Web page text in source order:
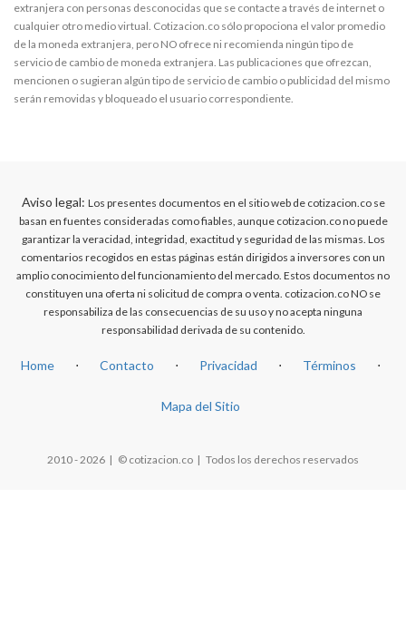
extranjera con personas desconocidas que se contacte a través de internet o
cualquier otro medio virtual. Cotizacion.co sólo propociona el valor promedio
de la moneda extranjera, pero NO ofrece ni recomienda ningún tipo de
servicio de cambio de moneda extranjera. Las publicaciones que ofrezcan,
mencionen o sugieran algún tipo de servicio de cambio o publicidad del mismo
serán removidas y bloqueado el usuario correspondiente.
Aviso legal: Los presentes documentos en el sitio web de cotizacion.co se
basan en fuentes consideradas como fiables, aunque cotizacion.co no puede
garantizar la veracidad, integridad, exactitud y seguridad de las mismas. Los
comentarios recogidos en estas páginas están dirigidos a inversores con un
amplio conocimiento del funcionamiento del mercado. Estos documentos no
constituyen una oferta ni solicitud de compra o venta. cotizacion.co NO se
responsabiliza de las consecuencias de su uso y no acepta ninguna
responsabilidad derivada de su contenido.
Home ⋅ Contacto ⋅ Privacidad ⋅ Términos ⋅
Mapa del Sitio
2010 - 2026 | © cotizacion.co | Todos los derechos reservados